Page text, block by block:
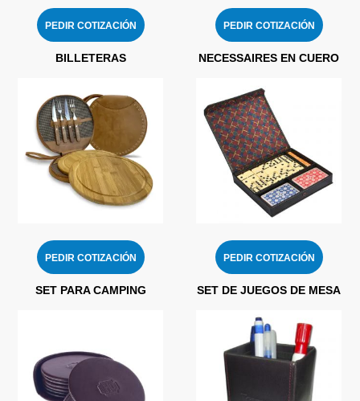
PEDIR COTIZACIÓN
BILLETERAS
PEDIR COTIZACIÓN
NECESSAIRES EN CUERO
PEDIR COTIZACIÓN
SET PARA CAMPING
PEDIR COTIZACIÓN
SET DE JUEGOS DE MESA